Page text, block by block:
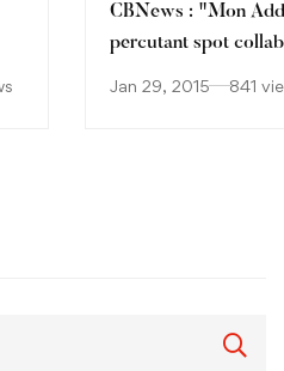
CBNews : "Mon
percutant spot
Jan 29, 2015 841